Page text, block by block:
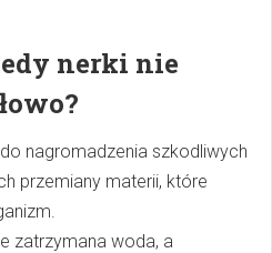
nerki nie
nagromadzenia szkodliwych
przemiany materii, które
zatrzymana woda, a